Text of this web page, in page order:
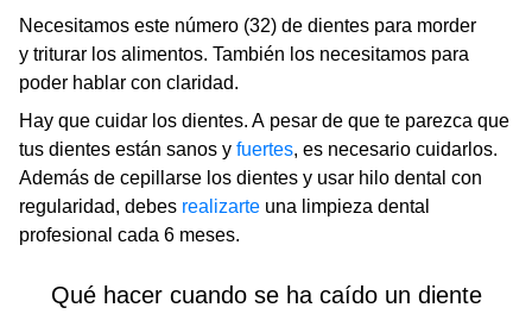
Necesitamos este número (32) de dientes para morder
y triturar los alimentos. También los necesitamos para
poder hablar con claridad.
Hay que cuidar los dientes. A pesar de que te parezca que
tus dientes están sanos y fuertes, es necesario cuidarlos.
Además de cepillarse los dientes y usar hilo dental con
regularidad, debes realizarte una limpieza dental
profesional cada 6 meses.
Qué hacer cuando se ha caído un diente